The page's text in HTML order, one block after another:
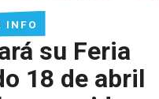
INFO
su Feria
18 de abril